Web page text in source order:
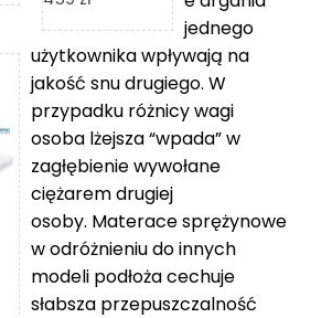
529 zł
do
869 zł
od
1
349 zł
2
459 zł
jednego
użytkownika wpływają na
jakość snu drugiego. W
przypadku różnicy wagi
osoba lżejsza “wpada” w
zagłębienie wywołane
ciężarem drugiej
osoby. Materace sprężynowe
w odróżnieniu do innych
modeli podłoża cechuje
słabsza przepuszczalność